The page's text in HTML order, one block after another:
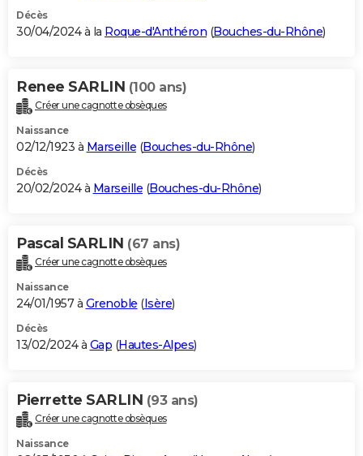
Décès
30/04/2024 à la Roque-d'Anthéron (Bouches-du-Rhône)
Renee SARLIN (100 ans)
Créer une cagnotte obsèques
Naissance
02/12/1923 à Marseille (Bouches-du-Rhône)
Décès
20/02/2024 à Marseille (Bouches-du-Rhône)
Pascal SARLIN (67 ans)
Créer une cagnotte obsèques
Naissance
24/01/1957 à Grenoble (Isère)
Décès
13/02/2024 à Gap (Hautes-Alpes)
Pierrette SARLIN (93 ans)
Créer une cagnotte obsèques
Naissance